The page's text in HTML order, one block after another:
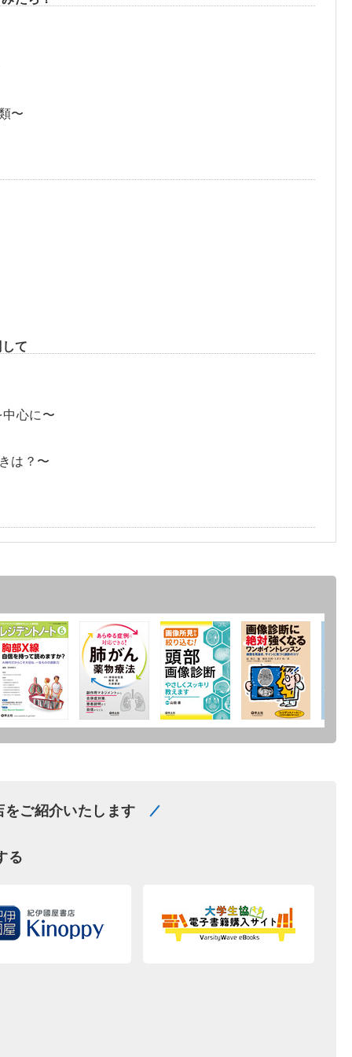
〜
て
心に〜
は？〜
ご紹介いたします
る